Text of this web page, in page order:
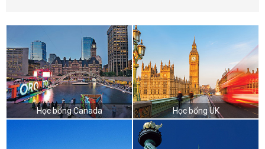
Học bổng Canada Học bổng UK